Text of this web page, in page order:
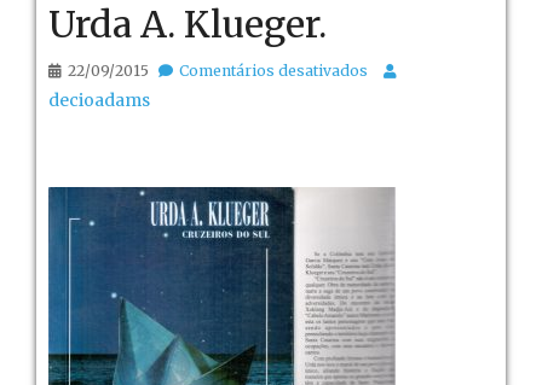
Urda A. Klueger.
22/09/2015 Comentários desativados em
–
A.
Klueger.
decioadams